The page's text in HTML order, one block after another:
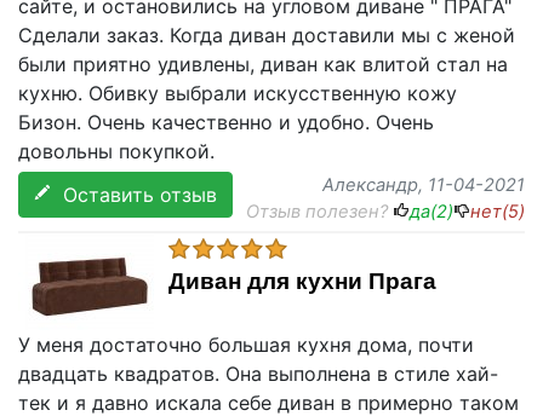
сайте, и остановились на угловом диване " ПРАГА"
Сделали заказ. Когда диван доставили мы с женой
были приятно удивлены, диван как влитой стал на
кухню. Обивку выбрали искусственную кожу
Бизон. Очень качественно и удобно. Очень
довольны покупкой.
Оставить отзыв
Александр, 11-04-2021
Отзыв полезен?
да(2) нет(5)
Диван для кухни Прага
У меня достаточно большая кухня дома, почти
двадцать квадратов. Она выполнена в стиле хай-
тек и я давно искала себе диван в примерно таком